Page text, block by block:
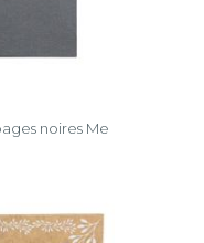
noires Me